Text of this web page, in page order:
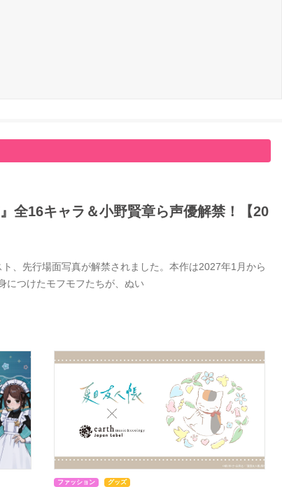
全16キャラ＆小野賢章ら声優解禁！【20
、先行場面写真が解禁されました。本作は2027年1月から
につけたモフモフたちが、ぬい
ファッション グッズ